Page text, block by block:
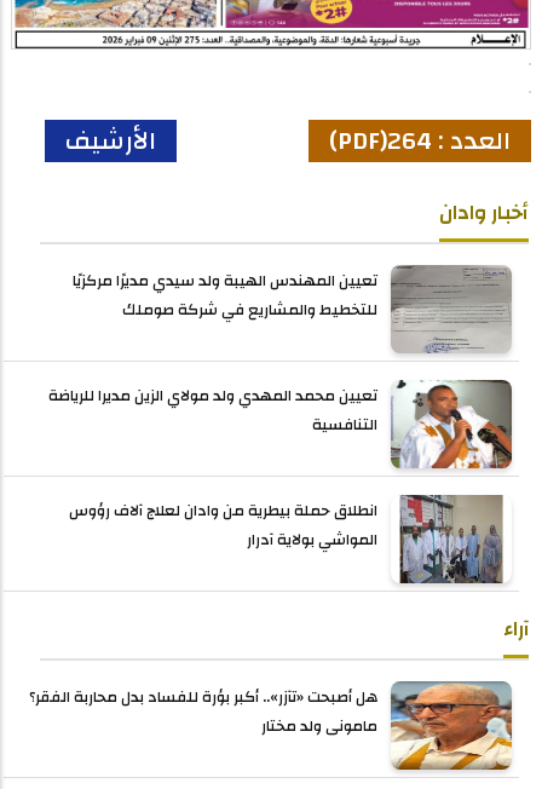
العدد : 264(PDF) الأرشيف
أخبار وادان
تعيين المهندس الهيبة ولد سيدي مديرًا مركزيًا
للتخطيط والمشاريع في شركة صوملك
تعيين محمد المهدي ولد مولاي الزين مديرا للرياضة
التنافسية
انطلاق حملة بيطرية من وادان لعلاج آلاف رؤوس
المواشي بولاية آدرار
آراء
هل أصبحت «تآزر».. أكبر بؤرة للفساد بدل محاربة الفقر؟
مامونى ولد مختار